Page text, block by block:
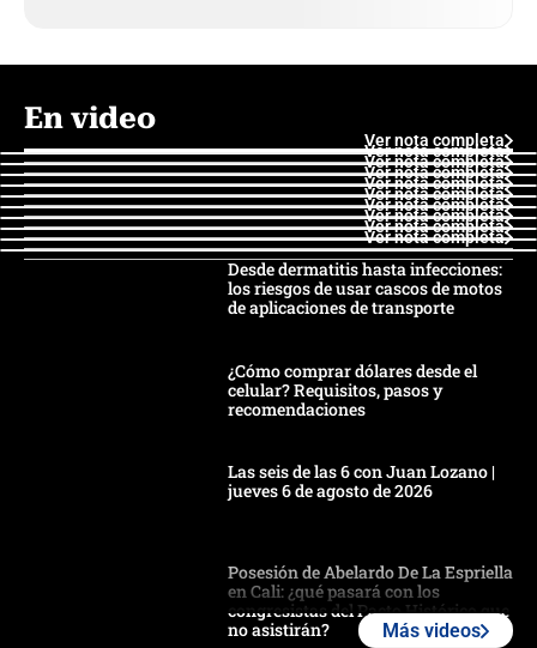
En video
Ver nota completa
Ver nota completa
Ver nota completa
Ver nota completa
Ver nota completa
Ver nota completa
Ver nota completa
Ver nota completa
Ver nota completa
Ver nota completa
Desde dermatitis hasta infecciones:
los riesgos de usar cascos de motos
de aplicaciones de transporte
¿Cómo comprar dólares desde el
celular? Requisitos, pasos y
recomendaciones
Las seis de las 6 con Juan Lozano |
jueves 6 de agosto de 2026
Posesión de Abelardo De La Espriella
en Cali: ¿qué pasará con los
congresistas del Pacto Histórico que
no asistirán?
Más videos